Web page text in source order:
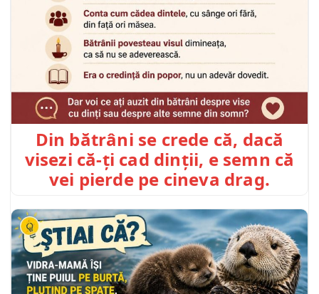
Din bătrâni se crede că, dacă
visezi că-ți cad dinții, e semn că
vei pierde pe cineva drag.